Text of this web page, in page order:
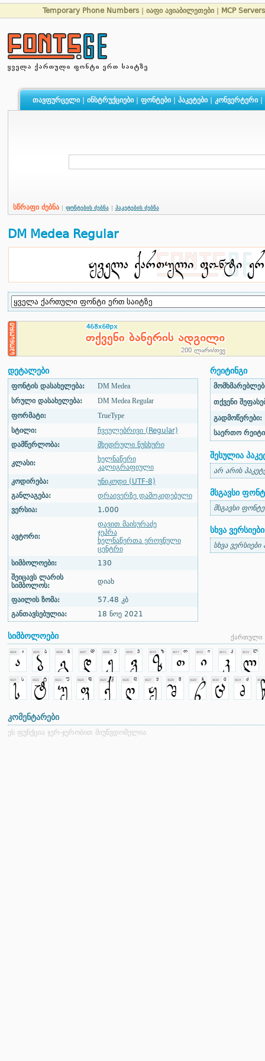
Temporary Phone Numbers იაფი ავიაბილეთები MCP
თავფურცელი| ინსტრუქციები| ფონტები| პაკეტები| კონვერტერი|
სწრაფი ძებნა ფონტების ძებნა პაკეტების ძებნა
DM Medea Regular
დეტალები
ფონტის დასახელება:
DM Medea
სრული დასახელება:
DM Medea Regular
ფორმატი:
TrueType
სტილი:
ჩვეულებრივი (Regular)
დამწერლობა:
მხედრული ნუსხური
კლასი:
ხელნაწერი
კალიგრაფიული
კოდირება:
უნიკოდი (UTF-8)
განლაგება:
დრაივერზე დამოკიდებული
ვერსია:
1.000
ავტორი:
დავით მაისურაძე
ჯეპრა
ხელნაწერთა ეროვნული
ცენტრი
სიმბოლოები:
130
შეიცავს ლარის
სიმბოლოს:
დიახ
ფაილის ზომა:
57.48 კბ
განთავსებულია:
18 ნოე 2021
რეიტინგი
თქვენი
გადმოწერები:
საერთო
შესულია
არ არის
მსგავსი
მსგავსი
სხვა ვერსიები
სხვა
სიმბოლოები ქართული
კომენტარები
ეს ფუნქცია ჯერ-ჯერობით მიუწვდომელია